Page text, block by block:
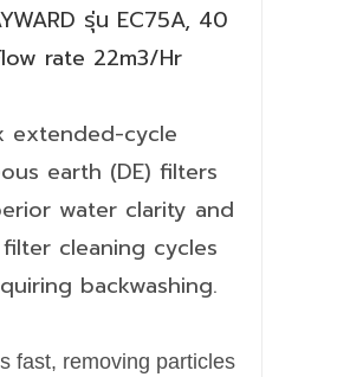
รุ่น EC75A, 40
rate 22m3/Hr
extended-cycle
earth (DE) filters
water clarity and
cleaning cycles
backwashing.
fast, removing particles